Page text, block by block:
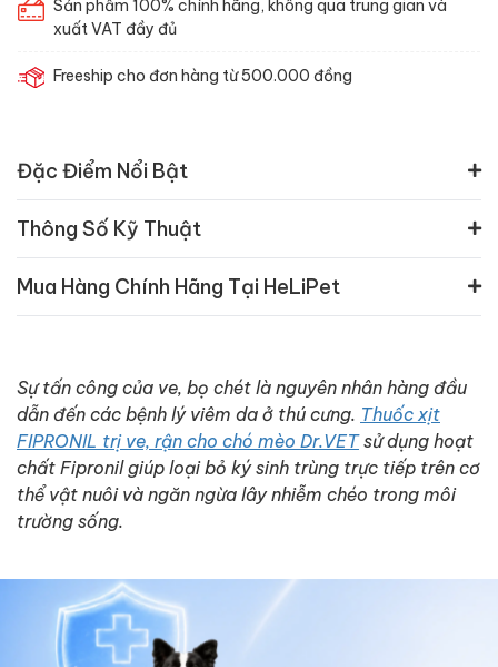
Sản phẩm 100% chính hãng, không qua trung gian và
xuất VAT đầy đủ
Freeship cho đơn hàng từ 500.000 đồng
Đặc Điểm Nổi Bật
Thông Số Kỹ Thuật
Mua Hàng Chính Hãng Tại HeLiPet
Sự tấn công của ve, bọ chét là nguyên nhân hàng đầu
dẫn đến các bệnh lý viêm da ở thú cưng. Thuốc xịt
FIPRONIL trị ve, rận cho chó mèo Dr.VETsử dụng hoạt
chất Fipronil giúp loại bỏ ký sinh trùng trực tiếp trên cơ
thể vật nuôi và ngăn ngừa lây nhiễm chéo trong môi
trường sống.